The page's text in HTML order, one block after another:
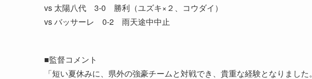
vs 太陽八代 3-0 勝利（ユズキ×２、コウダイ）
vs バッサーレ 0-2 雨天途中中止
■監督コメント
「短い夏休みに、県外の強豪チームと対戦でき、貴重な経験となりました。